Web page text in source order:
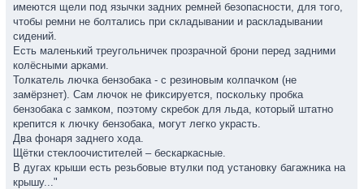
имеются щели под язычки задних ремней безопасности, для того,
чтобы ремни не болтались при складывании и раскладывании
сидений.
Есть маленький треугольничек прозрачной брони перед задними
колёсными арками.
Толкатель лючка бензобака - с резиновым колпачком (не
замёрзнет). Сам лючок не фиксируется, поскольку пробка
бензобака с замком, поэтому скребок для льда, который штатно
крепится к лючку бензобака, могут легко украсть.
Два фонаря заднего хода.
Щётки стеклоочистителей – бескаркасные.
В дугах крыши есть резьбовые втулки под установку багажника на
крышу..."